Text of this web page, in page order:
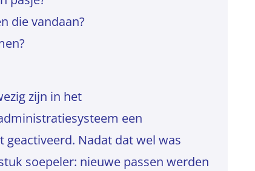
die vandaan?
zijn in het
een
Nadat dat wel was
soepeler: nieuwe passen werden